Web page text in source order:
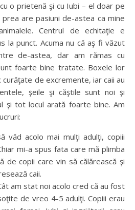
o prietenă şi cu Iubi – el doar pe
are pasiuni de-astea ca mine
Centrul de echitaţie e
la punct. Acuma nu că aş fi văzut
de-astea, dar am rămas cu
foarte bine tratate. Boxele lor
de excremente, iar caii au
şeile şi căştile sunt noi şi
şi tot locul arată foarte bine. Am
văd acolo mai mulţi adulţi, copiii
mi-a spus fata care mă plimba
de copii care vin să călărească şi
caii.
am stat noi acolo cred că au fost
de vreo 4-5 adulţi. Copiii erau